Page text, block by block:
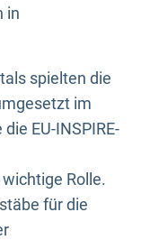
in
spielten die
im
EU-INSPIRE-
Rolle.
für die